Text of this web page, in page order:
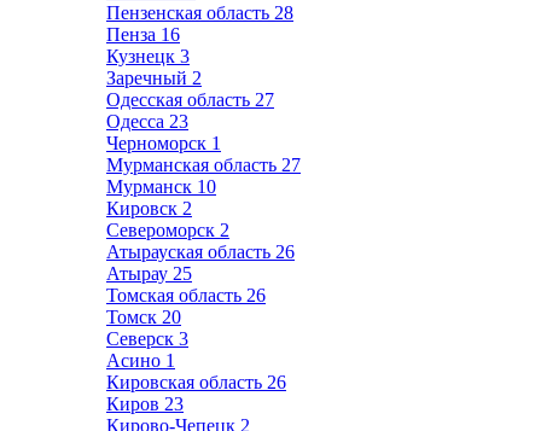
Пензенская область 28
Пенза 16
Кузнецк 3
Заречный 2
Одесская область 27
Одесса 23
Черноморск 1
Мурманская область 27
Мурманск 10
Кировск 2
Североморск 2
Атырауская область 26
Атырау 25
Томская область 26
Томск 20
Северск 3
Асино 1
Кировская область 26
Киров 23
Кирово-Чепецк 2